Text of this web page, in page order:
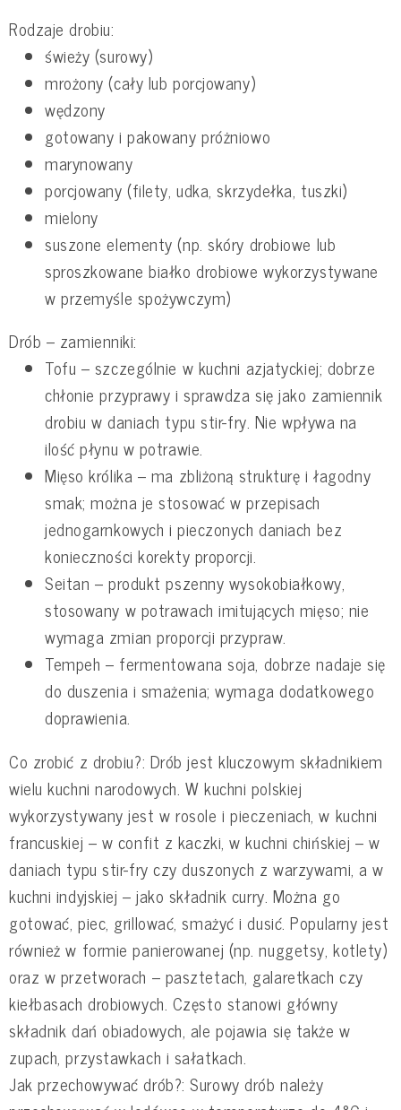
Rodzaje drobiu:
świeży (surowy)
mrożony (cały lub porcjowany)
wędzony
gotowany i pakowany próżniowo
marynowany
porcjowany (filety, udka, skrzydełka, tuszki)
mielony
suszone elementy (np. skóry drobiowe lub
sproszkowane białko drobiowe wykorzystywane
w przemyśle spożywczym)
Drób – zamienniki:
Tofu – szczególnie w kuchni azjatyckiej; dobrze
chłonie przyprawy i sprawdza się jako zamiennik
drobiu w daniach typu stir-fry. Nie wpływa na
ilość płynu w potrawie.
Mięso królika – ma zbliżoną strukturę i łagodny
smak; można je stosować w przepisach
jednogarnkowych i pieczonych daniach bez
konieczności korekty proporcji.
Seitan – produkt pszenny wysokobiałkowy,
stosowany w potrawach imitujących mięso; nie
wymaga zmian proporcji przypraw.
Tempeh – fermentowana soja, dobrze nadaje się
do duszenia i smażenia; wymaga dodatkowego
doprawienia.
Co zrobić z drobiu?: Drób jest kluczowym składnikiem
wielu kuchni narodowych. W kuchni polskiej
wykorzystywany jest w rosole i pieczeniach, w kuchni
francuskiej – w confit z kaczki, w kuchni chińskiej – w
daniach typu stir-fry czy duszonych z warzywami, a w
kuchni indyjskiej – jako składnik curry. Można go
gotować, piec, grillować, smażyć i dusić. Popularny jest
również w formie panierowanej (np. nuggetsy, kotlety)
oraz w przetworach – pasztetach, galaretkach czy
kiełbasach drobiowych. Często stanowi główny
składnik dań obiadowych, ale pojawia się także w
zupach, przystawkach i sałatkach.
Jak przechowywać drób?: Surowy drób należy